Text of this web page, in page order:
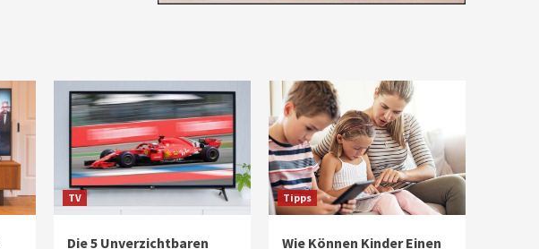
TV
Die 5 Unverzichtbaren
Tipps
Wie Können Kinder Einen